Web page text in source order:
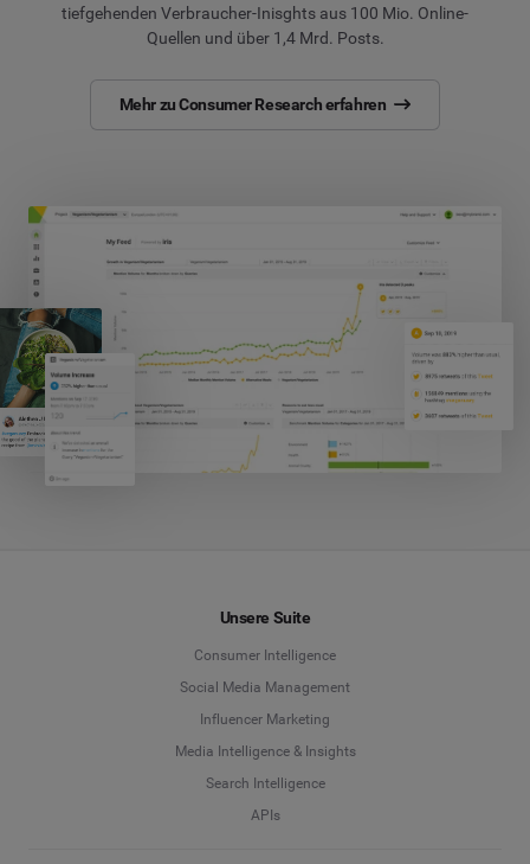
tiefgehenden Verbraucher-Inisghts aus 100 Mio. Online-
Quellen und über 1,4 Mrd. Posts.
Mehr zu Consumer Research erfahren
Unsere Suite
Consumer Intelligence
Social Media Management
Influencer Marketing
Media Intelligence & Insights
Search Intelligence
APIs